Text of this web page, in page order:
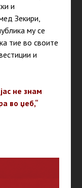
и
Зекири,
му се
тие во своите
и
не знам
во џеб,“